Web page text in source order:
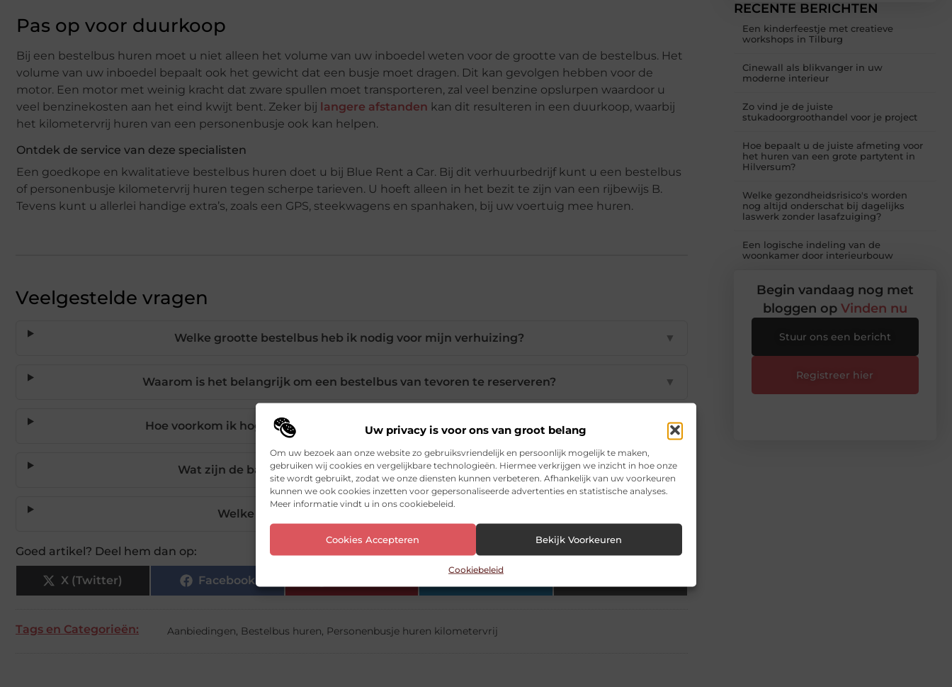
Uw privacy is voor ons van groot belang
Om uw bezoek aan onze website zo gebruiksvriendelijk en persoonlijk mogelijk te maken,
gebruiken wij cookies en vergelijkbare technologieën. Hiermee verkrijgen we inzicht in hoe onze
site wordt gebruikt, zodat we onze diensten kunnen verbeteren. Afhankelijk van uw voorkeuren
kunnen we ook cookies inzetten voor gepersonaliseerde advertenties en statistische analyses.
Meer informatie vindt u in ons cookiebeleid.
Cookies Accepteren Bekijk Voorkeuren
Cookiebeleid
Pas op voor duurkoop
Bij een bestelbus huren moet u niet alleen het volume van uw inboedel weten voor de grootte van de bestelbus. Het
volume van uw inboedel bepaalt ook het gewicht dat een busje moet dragen. Dit kan gevolgen hebben voor de
motor. Een motor met weinig kracht dat zware spullen moet transporteren, zal veel benzine opslurpen waardoor u
veel benzinekosten aan het eind kwijt bent. Zeker bij langere afstanden kan dit resulteren in een duurkoop, waarbij
het kilometervrij huren van een personenbusje ook kan helpen.
Ontdek de service van deze specialisten
Een goedkope en kwalitatieve bestelbus huren doet u bij Blue Rent a Car. Bij dit verhuurbedrijf kunt u een bestelbus
of personenbusje kilometervrij huren tegen scherpe tarieven. U hoeft alleen in het bezit te zijn van een rijbewijs B.
Tevens kunt u allerlei handige extra’s, zoals een GPS, steekwagens en spanhaken, bij uw voertuig mee huren.
Veelgestelde vragen
Welke grootte bestelbus heb ik nodig voor mijn verhuizing? ▼
Waarom is het belangrijk om een bestelbus van tevoren te reserveren? ▼
Hoe voorkom ik hoge benzinekosten bij het huren van een bestelbus? ▼
Wat zijn de basisvoorwaarden om een bestelbus te huren? ▼
Welke extra's kan ik bij een bestelbus huren?
Goed artikel? Deel hem dan op:
X (Twitter) Facebook
Tags en Categorieën: Aanbiedingen, Bestelbus huren, Personenbusje huren kilometervrij
RECENTE BERICHTEN
Een kinderfeestje met creatieve
workshops in Tilburg
Cinewall als blikvanger in uw
moderne interieur
Zo vind je de juiste
stukadoorgroothandel voor je project
Hoe bepaalt u de juiste afmeting voor
het huren van een grote partytent in
Hilversum?
Welke gezondheidsrisico's worden
nog altijd onderschat bij dagelijks
laswerk zonder lasafzuiging?
Een logische indeling van de
woonkamer door interieurbouw
Begin vandaag nog met
bloggen op Vinden nu
Stuur ons een bericht
Registreer hier